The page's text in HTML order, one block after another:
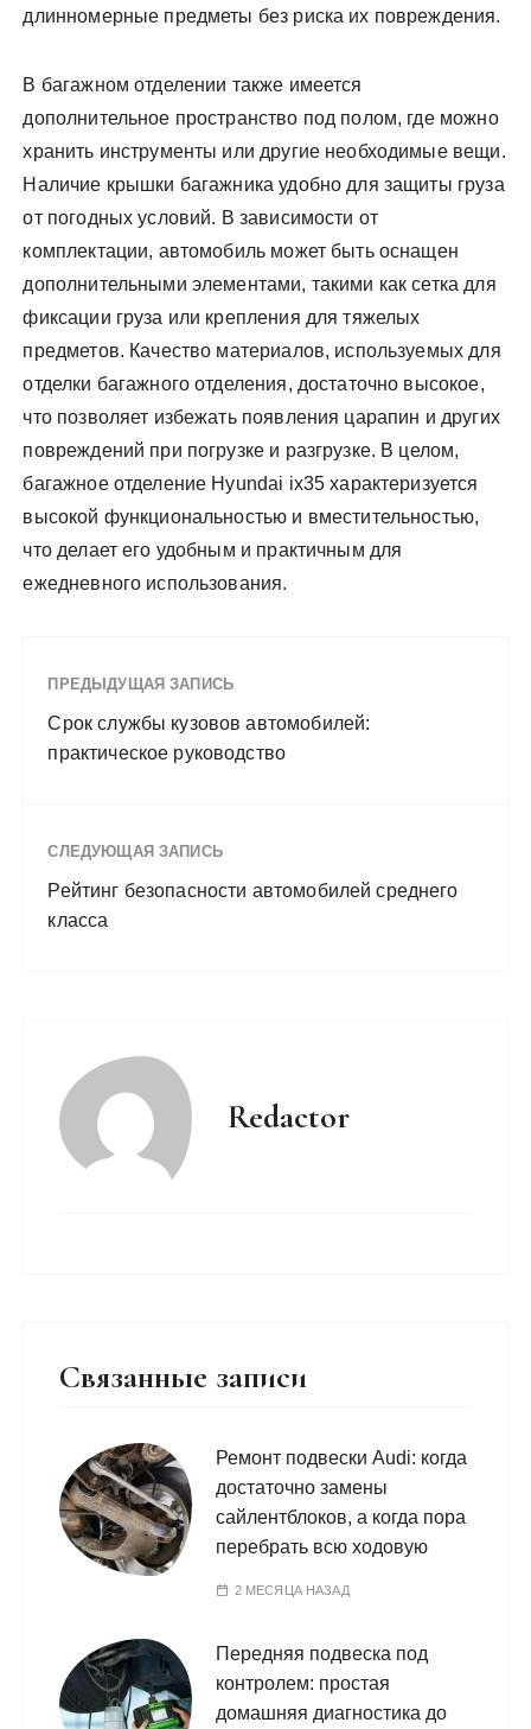
длинномерные предметы без риска их повреждения.
В багажном отделении также имеется
дополнительное пространство под полом, где можно
хранить инструменты или другие необходимые вещи.
Наличие крышки багажника удобно для защиты груза
от погодных условий. В зависимости от
комплектации, автомобиль может быть оснащен
дополнительными элементами, такими как сетка для
фиксации груза или крепления для тяжелых
предметов. Качество материалов, используемых для
отделки багажного отделения, достаточно высокое,
что позволяет избежать появления царапин и других
повреждений при погрузке и разгрузке. В целом,
багажное отделение Hyundai ix35 характеризуется
высокой функциональностью и вместительностью,
что делает его удобным и практичным для
ежедневного использования.
ПРЕДЫДУЩАЯ ЗАПИСЬ
Срок службы кузовов автомобилей:
практическое руководство
СЛЕДУЮЩАЯ ЗАПИСЬ
Рейтинг безопасности автомобилей среднего
класса
Redactor
Связанные записи
Ремонт подвески Audi: когда
достаточно замены
сайлентблоков, а когда пора
перебрать всю ходовую
2 МЕСЯЦА НАЗАД
Передняя подвеска под
контролем: простая
домашняя диагностика до